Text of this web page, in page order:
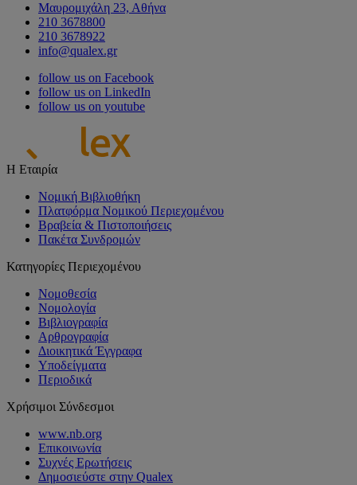
Μαυρομιχάλη 23, Αθήνα
210 3678800
210 3678922
info@qualex.gr
follow us on Facebook
follow us on LinkedIn
follow us on youtube
Η Εταιρία
Νομική Βιβλιοθήκη
Πλατφόρμα Νομικού Περιεχομένου
Βραβεία & Πιστοποιήσεις
Πακέτα Συνδρομών
Κατηγορίες Περιεχομένου
Νομοθεσία
Νομολογία
Βιβλιογραφία
Αρθρογραφία
Διοικητικά Έγγραφα
Υποδείγματα
Περιοδικά
Χρήσιμοι Σύνδεσμοι
www.nb.org
Επικοινωνία
Συχνές Ερωτήσεις
Δημοσιεύστε στην Qualex